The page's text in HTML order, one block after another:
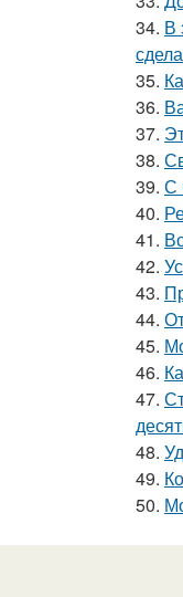
34. В
35.
36.
37.
38.
39. С
40.
41.
42.
43.
44.
45.
46.
47.
48.
49.
50.